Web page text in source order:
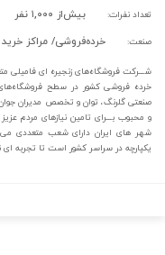
تعداد نفرات: بیش‌از ۱,۰۰۰ نفر
صنعت: خرده‌فروشی/ مراکز
خرده فروشی کشور در سطح فروشگاه‌های
صنعتی گلرنگ، توان و تخصص مدیران
و محبوب بـــرای تامین نیازهای مردم
شهر های ایران دارای شعب متعددی
یکپارچه در سراسر کشور است تا تجربه ای